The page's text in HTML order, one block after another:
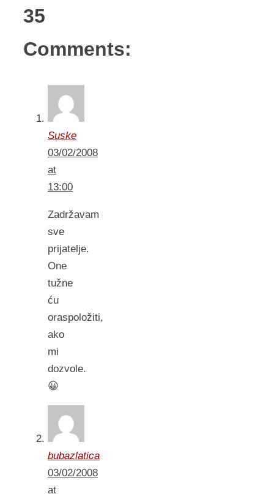
35
Comments:
Suske
03/02/2008
at
13:00
Zadržavam
sve
prijatelje.
One
tužne
ću
oraspoložiti,
ako
mi
dozvole.
😀
bubazlatica
03/02/2008
at